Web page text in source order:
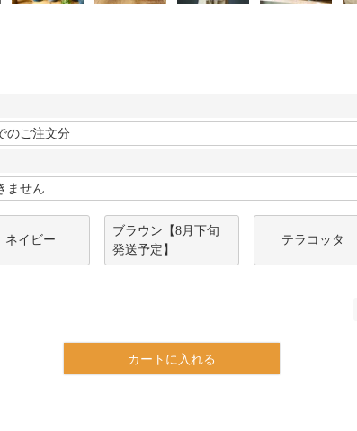
ネイビー
ブラウン【8月下旬
発送予定】
テラコッタ
カートに入れる